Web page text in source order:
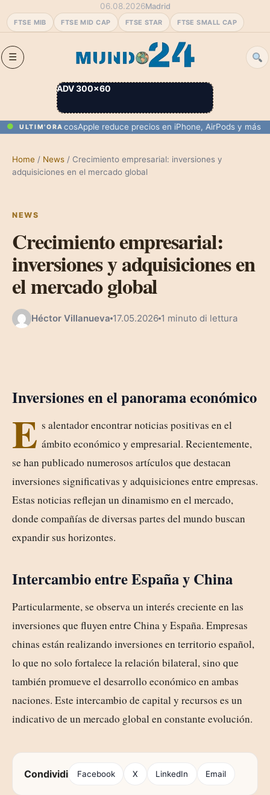
FTSE MIB FTSE MID CAP FTSE STAR FTSE SMALL CAP
06.08.2026Madrid
ADV 300×60
ULTIM'ORA
MarruecosApple reduce precios en iPhone, AirPods y más por
Home / News / Crecimiento empresarial: inversiones y
adquisiciones en el mercado global
NEWS
Crecimiento empresarial:
inversiones y adquisiciones en
el mercado global
Héctor Villanueva 17.05.2026 1 minuto di lettura
Inversiones en el panorama económico
E s alentador encontrar noticias positivas en el
ámbito económico y empresarial. Recientemente,
se han publicado numerosos artículos que destacan
inversiones significativas y adquisiciones entre empresas.
Estas noticias reflejan un dinamismo en el mercado,
donde compañías de diversas partes del mundo buscan
expandir sus horizontes.
Intercambio entre España y China
Particularmente, se observa un interés creciente en las
inversiones que fluyen entre China y España. Empresas
chinas están realizando inversiones en territorio español,
lo que no solo fortalece la relación bilateral, sino que
también promueve el desarrollo económico en ambas
naciones. Este intercambio de capital y recursos es un
indicativo de un mercado global en constante evolución.
Condividi Facebook X LinkedIn Email